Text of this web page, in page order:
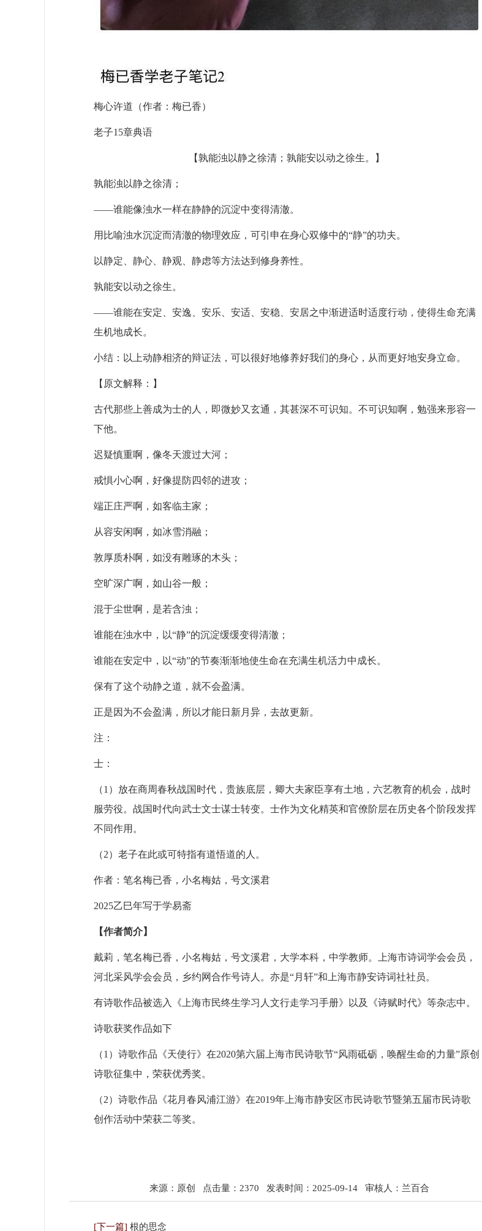
梅心许道（作者：梅已香）
老子15章典语
【孰能浊以静之徐清；孰能安以动之徐生。】
孰能浊以静之徐清；
——谁能像浊水一样在静静的沉淀中变得清澈。
用比喻浊水沉淀而清澈的物理效应，可引申在身心双修中的“静”的功夫。
以静定、静心、静观、静虑等方法达到修身养性。
孰能安以动之徐生。
——谁能在安定、安逸、安乐、安适、安稳、安居之中渐进适时适度行动，使得生命充满
生机地成长。
小结：以上动静相济的辩证法，可以很好地修养好我们的身心，从而更好地安身立命。
【原文解释：】
古代那些上善成为士的人，即微妙又玄通，其甚深不可识知。不可识知啊，勉强来形容一
下他。
迟疑慎重啊，像冬天渡过大河；
戒惧小心啊，好像提防四邻的进攻；
端正庄严啊，如客临主家；
从容安闲啊，如冰雪消融；
敦厚质朴啊，如没有雕琢的木头；
空旷深广啊，如山谷一般；
混于尘世啊，是若含浊；
谁能在浊水中，以“静”的沉淀缓缓变得清澈；
谁能在安定中，以“动”的节奏渐渐地使生命在充满生机活力中成长。
保有了这个动静之道，就不会盈满。
正是因为不会盈满，所以才能日新月异，去故更新。
注：
士：
（1 ）放在商周春秋战国时代，贵族底层，卿大夫家臣享有土地，六艺教育的机会，战时
服劳役。战国时代向武士文士谋士转变。士作为文化精英和官僚阶层在历史各个阶段发挥
不同作用。
（2）老子在此或可特指有道悟道的人。
作者：笔名梅已香，小名梅姑，号文溪君
2025乙巳年写于学易斋
【作者简介】
戴莉，笔名梅已香，小名梅姑，号文溪君，大学本科，中学教师。上海市诗词学会会员，
河北采风学会会员，乡约网合作号诗人。亦是“月轩”和上海市静安诗词社社员。
有诗歌作品被选入《上海市民终生学习人文行走学习手册》以及《诗赋时代》等杂志中。
诗歌获奖作品如下
（1 ）诗歌作品《天使行》在2020第六届上海市民诗歌节“风雨砥砺，唤醒生命的力量”原创
诗歌征集中，荣获优秀奖。
（2）诗歌作品《花月春风浦江游》在2019年上海市静安区市民诗歌节暨第五届市民诗歌
创作活动中荣获二等奖。
来源：原创 点击量：2370 发表时间：2025-09-14 审核人：兰百合
[下一篇] 根的思念